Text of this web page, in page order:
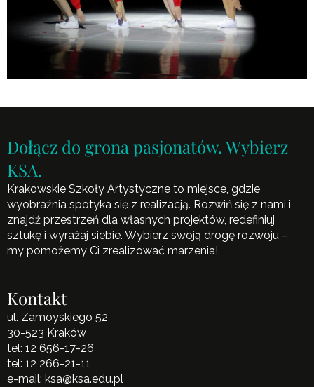
Dołącz do grona pasjonatów. Wybierz
KSA.
Krakowskie Szkoły Artystyczne to miejsce, gdzie
wyobraźnia spotyka się z realizacją. Rozwiń się z nami i
znajdź przestrzeń dla własnych projektów, redefiniuj
sztukę i wyrażaj siebie. Wybierz swoją drogę rozwoju –
my pomożemy Ci zrealizować marzenia!
Kontakt
ul. Zamoyskiego 52
30-523 Kraków
tel: 12 656-17-26
tel: 12 266-21-11
e-mail: ksa@ksa.edu.pl